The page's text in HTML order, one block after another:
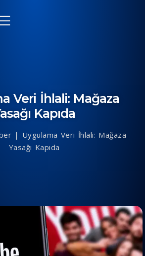
Veri İhlali: Mağaza
Kapıda
| Uygulama Veri İhlali: Mağaza
Yasağı Kapıda